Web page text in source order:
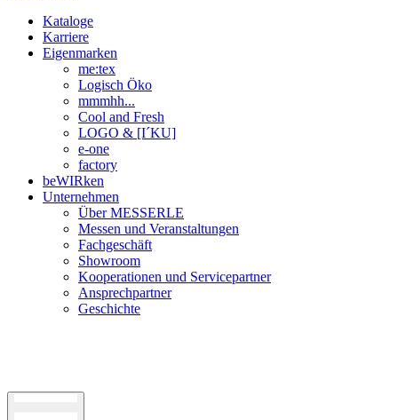
Kataloge
Karriere
Eigenmarken
me:tex
Logisch Öko
mmmhh...
Cool and Fresh
LOGO & [I´KU]
e-one
factory
beWIRken
Unternehmen
Über MESSERLE
Messen und Veranstaltungen
Fachgeschäft
Showroom
Kooperationen und Servicepartner
Ansprechpartner
Geschichte